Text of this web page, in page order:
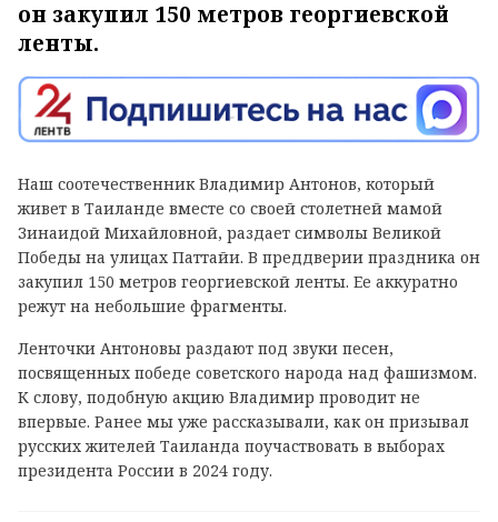
он закупил 150 метров георгиевской
ленты.
Наш соотечественник Владимир Антонов, который
живет в Таиланде вместе со своей столетней мамой
Зинаидой Михайловной, раздает символы Великой
Победы на улицах Паттайи. В преддверии праздника он
закупил 150 метров георгиевской ленты. Ее аккуратно
режут на небольшие фрагменты.
Ленточки Антоновы раздают под звуки песен,
посвященных победе советского народа над фашизмом.
К слову, подобную акцию Владимир проводит не
впервые. Ранее мы уже рассказывали, как он призывал
русских жителей Таиланда поучаствовать в выборах
президента России в 2024 году.